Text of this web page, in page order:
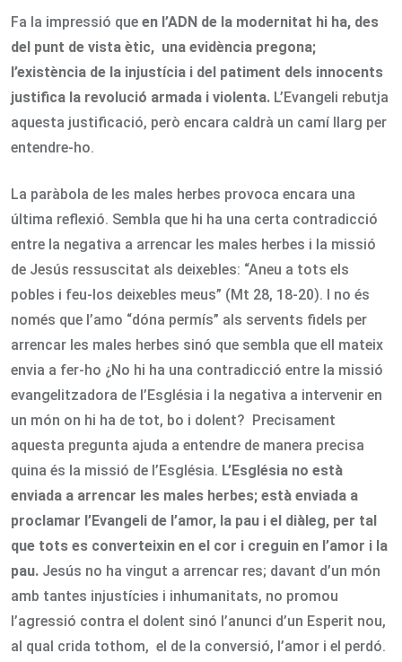
Fa la impressió que en l’ADN de la modernitat hi ha, des
del punt de vista ètic, una evidència pregona;
l’existència de la injustícia i del patiment dels innocents
justifica la revolució armada i violenta. L’Evangeli rebutja
aquesta justificació, però encara caldrà un camí llarg per
entendre-ho.
La paràbola de les males herbes provoca encara una
última reflexió. Sembla que hi ha una certa contradicció
entre la negativa a arrencar les males herbes i la missió
de Jesús ressuscitat als deixebles: “Aneu a tots els
pobles i feu-los deixebles meus” (Mt 28, 18-20). I no és
només que l’amo “dóna permís” als servents fidels per
arrencar les males herbes sinó que sembla que ell mateix
envia a fer-ho ¿No hi ha una contradicció entre la missió
evangelitzadora de l’Església i la negativa a intervenir en
un món on hi ha de tot, bo i dolent? Precisament
aquesta pregunta ajuda a entendre de manera precisa
quina és la missió de l’Església. L’Església no està
enviada a arrencar les males herbes; està enviada a
proclamar l’Evangeli de l’amor, la pau i el diàleg, per tal
que tots es converteixin en el cor i creguin en l’amor i la
pau. Jesús no ha vingut a arrencar res; davant d’un món
amb tantes injustícies i inhumanitats, no promou
l’agressió contra el dolent sinó l’anunci d’un Esperit nou,
al qual crida tothom, el de la conversió, l’amor i el perdó.